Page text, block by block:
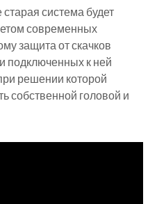
система будет
современных
защита от скачков
подключенных к ней
решении которой
собственной головой и